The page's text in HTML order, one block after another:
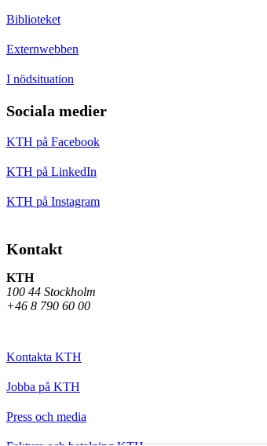
Biblioteket
Externwebben
I nödsituation
Sociala medier
KTH på Facebook
KTH på LinkedIn
KTH på Instagram
Kontakt
KTH
100 44 Stockholm
+46 8 790 60 00
Kontakta KTH
Jobba på KTH
Press och media